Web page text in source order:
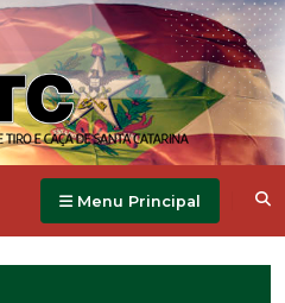
Menu Principal